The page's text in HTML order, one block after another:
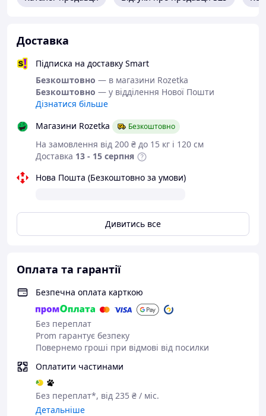
інстаграмі http://instagram.com/mamyna.radist.ua
Доставка
Підписка на доставку Smart
Безкоштовно — в магазини Rozetka
Безкоштовно — у відділення Нової Пошти
Дізнатися більше
Магазини Rozetka
Безкоштовно
На замовлення від 200 ₴ до 15 кг і 120 см
Доставка 13 - 15 серпня
Нова Пошта (Безкоштовно за умови)
Дивитись все
Оплата та гарантії
Безпечна оплата карткою
Без переплат
Prom гарантує безпеку
Повернемо гроші при відмові від посилки
Оплатити частинами
Без переплат*, від 235 ₴ / міс.
Детальніше